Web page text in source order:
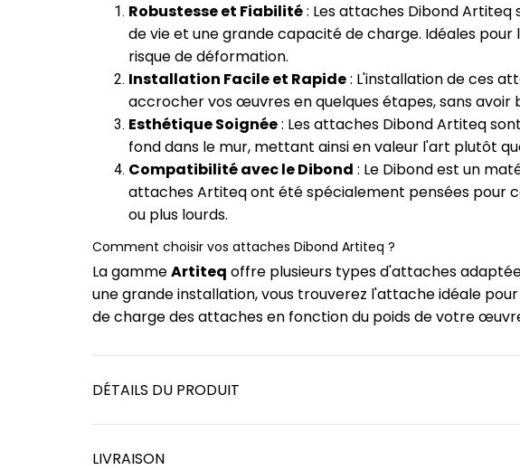
Robustesse et Fiabilité: Les attaches Dibond
de vie et une grande capacité de charge. Idéales
risque de déformation.
Installation Facile et Rapide: L'installation de ces
accrocher vos œuvres en quelques étapes, sans
Esthétique Soignée: Les attaches Dibond Artiteq
fond dans le mur, mettant ainsi en valeur l'art plutôt
Compatibilité avec le Dibond : Le Dibond est un
attaches Artiteq ont été spécialement pensées pour
ou plus lourds.
Comment choisir vos attaches Dibond Artiteq ?
La gammeArtiteq offre plusieurs types d'attaches
une grande installation, vous trouverez l'attache idéale
de charge des attaches en fonction du poids de votre
DÉTAILS DU PRODUIT
LIVRAISON